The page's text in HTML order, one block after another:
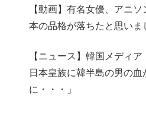
【動画】有名女優、アニ
本の品格が落ちたと思いま
【ニュース】韓国メディ
日本皇族に韓半島の男の血
に・・・」